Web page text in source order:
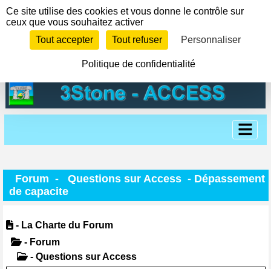
Forum - Questions sur Access - Dépassement
de capacite
- La Charte du Forum
- Forum
- Questions sur Access
Panneau de gestion des cookies
Ce site utilise des cookies et vous donne le contrôle sur
ceux que vous souhaitez activer
Tout accepter
Tout refuser Personnaliser
Politique de confidentialité